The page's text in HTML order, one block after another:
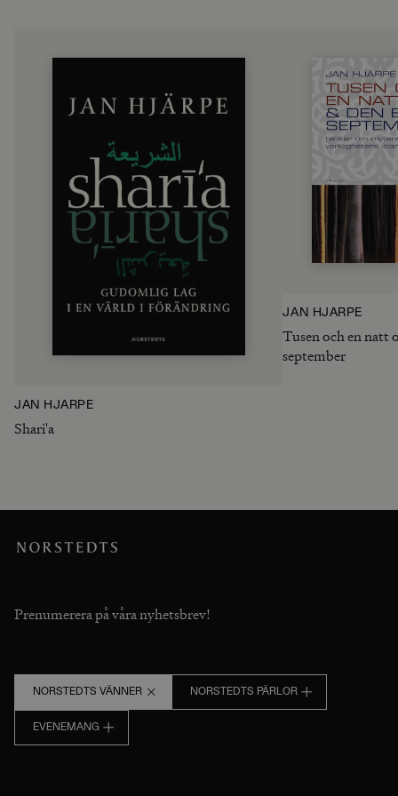
JAN HJÄRPE
Shari'a
JAN HJÄRPE
Tusen och en natt
september
Prenumerera på våra nyhetsbrev!
NORSTEDTS VÄNNER NORSTEDTS PÄRLOR
EVENEMANG